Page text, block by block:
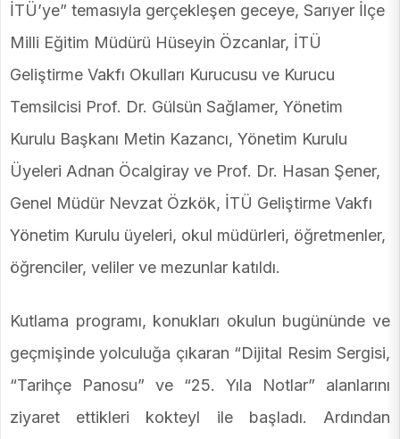
İTÜ’ye” temasıyla gerçekleşen geceye, Sarıyer İlçe
Milli Eğitim Müdürü Hüseyin Özcanlar, İTÜ
Geliştirme Vakfı Okulları Kurucusu ve Kurucu
Temsilcisi Prof. Dr. Gülsün Sağlamer, Yönetim
Kurulu Başkanı Metin Kazancı, Yönetim Kurulu
Üyeleri Adnan Öcalgiray ve Prof. Dr. Hasan Şener,
Genel Müdür Nevzat Özkök, İTÜ Geliştirme Vakfı
Yönetim Kurulu üyeleri, okul müdürleri, öğretmenler,
öğrenciler, veliler ve mezunlar katıldı.
Kutlama programı, konukları okulun bugününde ve
geçmişinde yolculuğa çıkaran “Dijital Resim Sergisi,
“Tarihçe Panosu” ve “25. Yıla Notlar” alanlarını
ziyaret ettikleri kokteyl ile başladı. Ardından